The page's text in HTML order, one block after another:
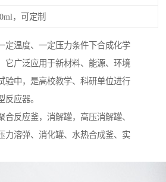
，可定制
定温度、一定压力条件下合成化学
它广泛应用于新材料、能源、环境
验中，是高校教学、科研单位进行
应器。
合反应釜，消解罐，高压消解罐、
力溶弹、消化罐、水热合成釜、实